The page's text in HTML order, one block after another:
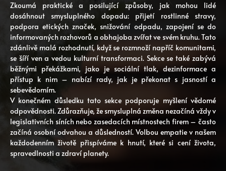
Zkoumá praktické a posilující způsoby, jak mohou lidé
dosáhnout smysluplného dopadu: přijetí rostlinné stravy,
podpora etických značek, snižování odpadu, zapojení se do
informovaných rozhovorů a obhajoba zvířat ve svém kruhu. Tato
zdánlivě malá rozhodnutí, když se rozmnoží napříč komunitami,
se šíří ven a vedou kulturní transformaci. Sekce se také zabývá
běžnými překážkami, jako je sociální tlak, dezinformace a
přístup k nim – nabízí rady, jak je překonat s jasností a
sebevědomím.
V konečném důsledku tato sekce podporuje myšlení vědomé
odpovědnosti. Zdůrazňuje, že smysluplná změna nezačíná vždy v
legislativních síních nebo zasedacích místnostech firem – často
začíná osobní odvahou a důsledností. Volbou empatie v našem
každodenním životě přispíváme k hnutí, které si cení života,
spravedlnosti a zdraví planety.